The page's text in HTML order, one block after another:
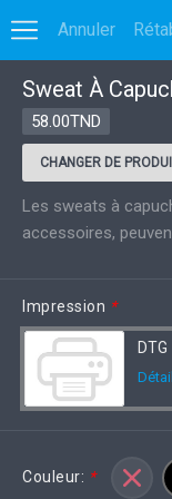
Annuler
Sweat À
58.00TND
CHANGER DE
Les sweats à
accessoires,
Impression *
DTG
Couleur: *
Enregistrer dans